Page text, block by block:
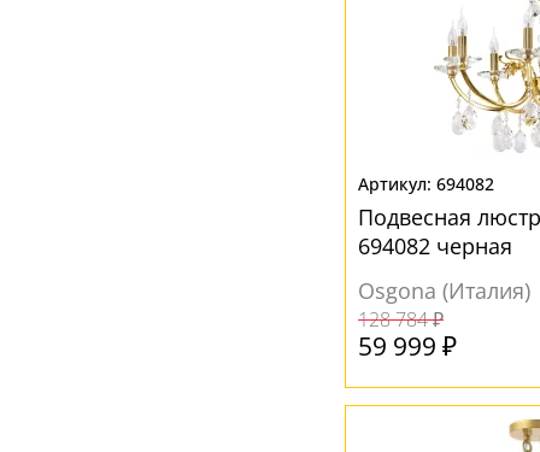
694082
Подвесная
694082 черная
Osgona (Италия)
128 784 ₽
59 999 ₽